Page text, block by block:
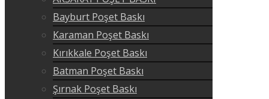
Bayburt Poşet Baskı
Karaman Poşet Baskı
Kırıkkale Poşet Baskı
Batman Poşet Baskı
Şırnak Poşet Baskı